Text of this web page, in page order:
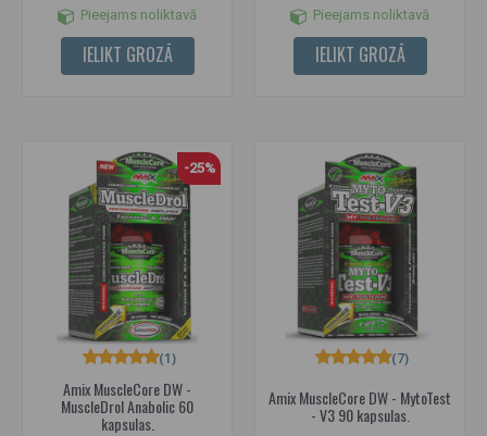
Pieejams noliktavā
IELIKT GROZĀ
Pieejams noliktavā
IELIKT GROZĀ
-25%
Amix MuscleCore DW -
MuscleDrol Anabolic 60
kapsulas.
(1)
Amix MuscleCore DW - MytoTest
- V3 90 kapsulas.
(7)